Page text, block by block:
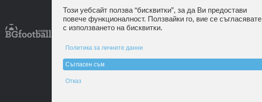
Този уебсайт ползва “бисквитки”, за да Ви предостави
повече функционалност. Ползвайки го, вие се съгласявате
с използването на бисквитки.
Политика за личните данни
Съгласен съм
Отказ